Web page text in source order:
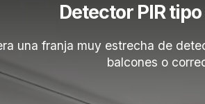
Detector PIR
una franja muy estrecha de
balcones o